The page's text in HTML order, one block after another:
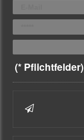
(* Pflichtfelder)